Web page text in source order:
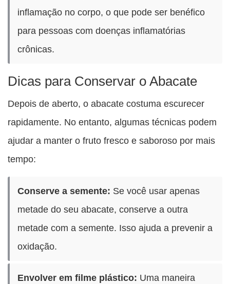
inflamação no corpo, o que pode ser benéfico
para pessoas com doenças inflamatórias
crônicas.
Dicas para Conservar o Abacate
Depois de aberto, o abacate costuma escurecer
rapidamente. No entanto, algumas técnicas podem
ajudar a manter o fruto fresco e saboroso por mais
tempo:
Conserve a semente: Se você usar apenas
metade do seu abacate, conserve a outra
metade com a semente. Isso ajuda a prevenir a
oxidação.
Envolver em filme plástico: Uma maneira